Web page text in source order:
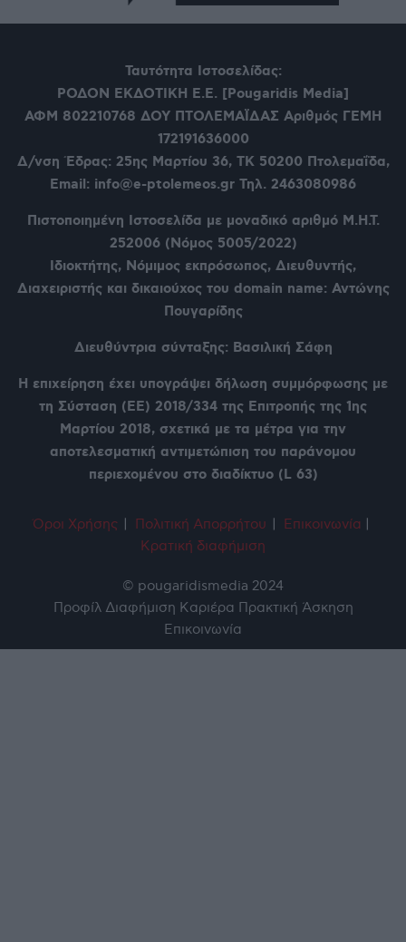
Ταυτότητα Ιστοσελίδας:
ΡΟΔΟΝ ΕΚΔΟΤΙΚΗ Ε.Ε. [Pougaridis Media]
ΑΦΜ 802210768 ΔΟΥ ΠΤΟΛΕΜΑΪΔΑΣ Αριθμός ΓΕΜΗ
172191636000
Δ/νση Έδρας: 25ης Μαρτίου 36, ΤΚ 50200 Πτολεμαΐδα,
Email: info@e-ptolemeos.gr Τηλ. 2463080986
Πιστοποιημένη Ιστοσελίδα με μοναδικό αριθμό Μ.Η.Τ.
252006 (Νόμος 5005/2022)
Ιδιοκτήτης, Νόμιμος εκπρόσωπος, Διευθυντής,
Διαχειριστής και δικαιούχος του domain name: Αντώνης
Πουγαρίδης
Διευθύντρια σύνταξης: Βασιλική Σάφη
Η επιχείρηση έχει υπογράψει δήλωση συμμόρφωσης με
τη Σύσταση (ΕΕ) 2018/334 της Επιτροπής της 1ης
Μαρτίου 2018, σχετικά με τα μέτρα για την
αποτελεσματική αντιμετώπιση του παράνομου
περιεχομένου στο διαδίκτυο (L 63)
Όροι Χρήσης Πολιτική Απορρήτου Επικοινωνία
Κρατική διαφήμιση
© pougaridismedia 2024
Προφίλ Διαφήμιση Καριέρα Πρακτική Άσκηση
Επικοινωνία